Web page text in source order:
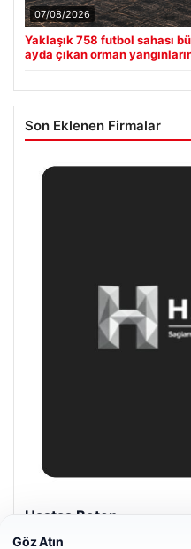
07/08/2026
Yaklaşık 758 futbol sahası
ayda çıkan orman
Son Eklenen Firmalar
Enes Kaplan Avukatlık
28/04/2026
Göz Atın